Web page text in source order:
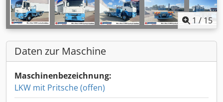
1 /15
Daten zur Maschine
Maschinenbezeichnung:
LKW mit Pritsche (offen)